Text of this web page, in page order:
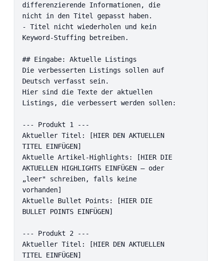
differenzierende Informationen, die
nicht in den Titel gepasst haben.
- Titel nicht wiederholen und kein
Keyword-Stuffing betreiben.
## Eingabe: Aktuelle Listings
Die verbesserten Listings sollen auf
Deutsch verfasst sein.
Hier sind die Texte der aktuellen
Listings, die verbessert werden sollen:
--- Produkt 1 ---
Aktueller Titel: [HIER DEN AKTUELLEN
TITEL EINFÜGEN]
Aktuelle Artikel-Highlights: [HIER DIE
AKTUELLEN HIGHLIGHTS EINFÜGEN – oder
„leer" schreiben, falls keine
vorhanden]
Aktuelle Bullet Points: [HIER DIE
BULLET POINTS EINFÜGEN]
--- Produkt 2 ---
Aktueller Titel: [HIER DEN AKTUELLEN
TITEL EINFÜGEN]